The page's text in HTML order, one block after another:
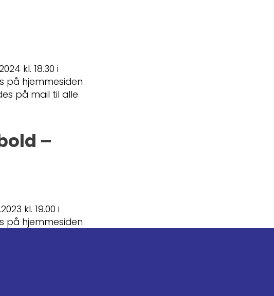
kl. 18.30 i
på hjemmesiden
på mail til alle
–
kl. 19.00 i
på hjemmesiden